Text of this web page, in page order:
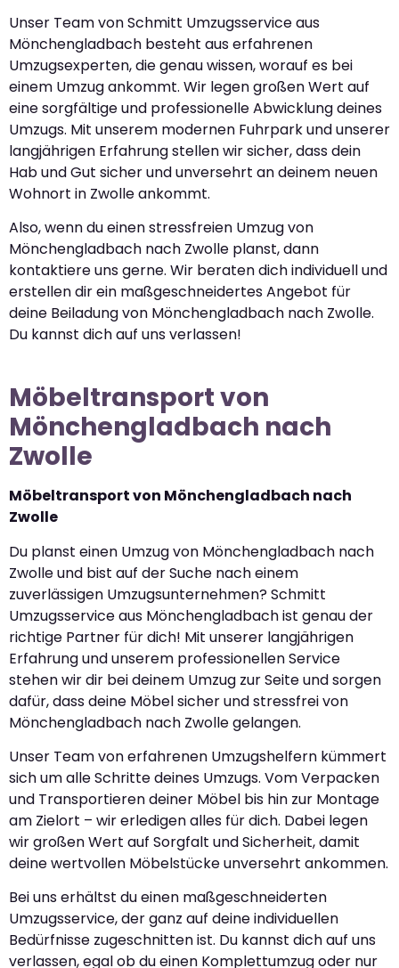
Unser Team von Schmitt Umzugsservice aus
Mönchengladbach besteht aus erfahrenen
Umzugsexperten, die genau wissen, worauf es bei
einem Umzug ankommt. Wir legen großen Wert auf
eine sorgfältige und professionelle Abwicklung deines
Umzugs. Mit unserem modernen Fuhrpark und unserer
langjährigen Erfahrung stellen wir sicher, dass dein
Hab und Gut sicher und unversehrt an deinem neuen
Wohnort in Zwolle ankommt.
Also, wenn du einen stressfreien Umzug von
Mönchengladbach nach Zwolle planst, dann
kontaktiere uns gerne. Wir beraten dich individuell und
erstellen dir ein maßgeschneidertes Angebot für
deine Beiladung von Mönchengladbach nach Zwolle.
Du kannst dich auf uns verlassen!
Möbeltransport von
Mönchengladbach nach
Zwolle
Möbeltransport von Mönchengladbach nach
Zwolle
Du planst einen Umzug von Mönchengladbach nach
Zwolle und bist auf der Suche nach einem
zuverlässigen Umzugsunternehmen? Schmitt
Umzugsservice aus Mönchengladbach ist genau der
richtige Partner für dich! Mit unserer langjährigen
Erfahrung und unserem professionellen Service
stehen wir dir bei deinem Umzug zur Seite und sorgen
dafür, dass deine Möbel sicher und stressfrei von
Mönchengladbach nach Zwolle gelangen.
Unser Team von erfahrenen Umzugshelfern kümmert
sich um alle Schritte deines Umzugs. Vom Verpacken
und Transportieren deiner Möbel bis hin zur Montage
am Zielort – wir erledigen alles für dich. Dabei legen
wir großen Wert auf Sorgfalt und Sicherheit, damit
deine wertvollen Möbelstücke unversehrt ankommen.
Bei uns erhältst du einen maßgeschneiderten
Umzugsservice, der ganz auf deine individuellen
Bedürfnisse zugeschnitten ist. Du kannst dich auf uns
verlassen, egal ob du einen Komplettumzug oder nur